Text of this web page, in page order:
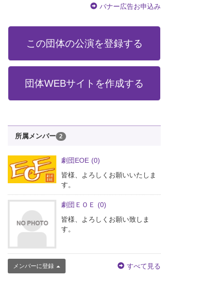
バナー広告お申込み
この団体の公演を登録する
団体WEBサイトを作成する
所属メンバー 2
劇団EOE (0)
皆様、よろしくお願いいたしま
す。
劇団ＥＯＥ
(0)
皆様、よろしくお願い致しま
す。
メンバーに登録 すべて見る